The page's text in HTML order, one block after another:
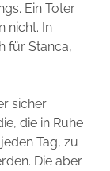
Ein Toter
nicht. In
für Stanca,
sicher
die in Ruhe
Tag, zu
Die aber